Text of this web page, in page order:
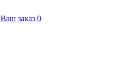
Ваш заказ 0